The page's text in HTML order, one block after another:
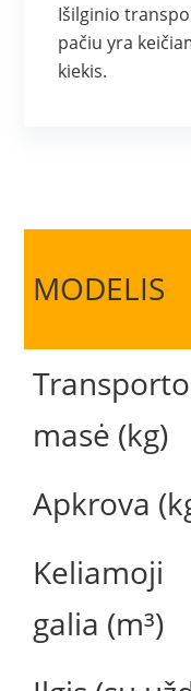
Išilginio
pačiu yra
kiekis.
MODELIS
Transporto
masė (kg)
Apkrova
Keliamoji
galia (m³)